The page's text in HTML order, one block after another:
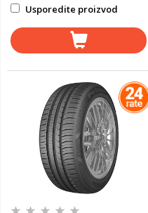
Usporedite proizvod